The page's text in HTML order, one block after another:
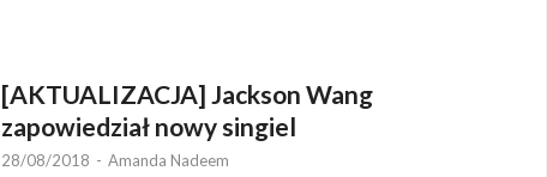
[AKTUALIZACJA] Jackson Wang
zapowiedział nowy singiel
28/08/2018 - Amanda Nadeem